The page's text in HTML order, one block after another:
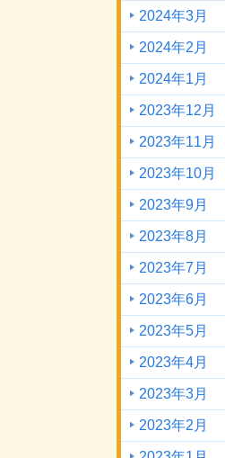
2024年3月
2024年2月
2024年1月
2023年12月
2023年11月
2023年10月
2023年9月
2023年8月
2023年7月
2023年6月
2023年5月
2023年4月
2023年3月
2023年2月